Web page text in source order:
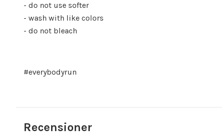
- do not use softer
- wash with like colors
- do not bleach
#everybodyrun
Recensioner